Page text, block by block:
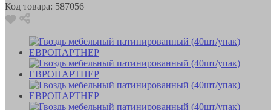
Код товара: 587056